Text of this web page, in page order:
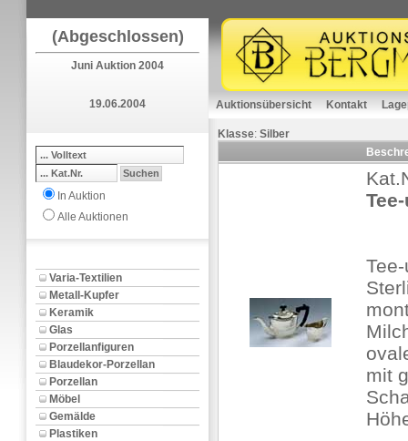
(Abgeschlossen)
Juni Auktion 2004
19.06.2004
In Auktion
Alle Auktionen
Varia-Textilien
Metall-Kupfer
Keramik
Glas
Porzellanfiguren
Blaudekor-Porzellan
Porzellan
Möbel
Gemälde
Plastiken
Auktionsübersicht Kontakt
Klasse: Silber
mit